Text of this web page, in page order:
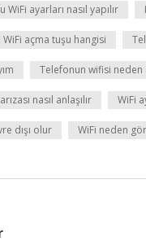
WiFi ayarları nasıl yapılır
WiFi açma tuşu hangisi
Telefonun wifisi neden
nasıl anlaşılır WiFi
dışı olur WiFi neden